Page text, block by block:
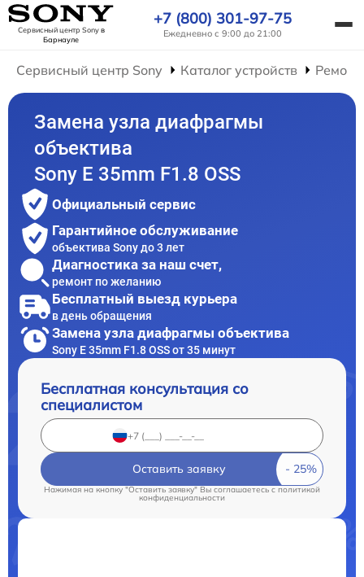
Сервисный центр Sonyв
Барнауле
+7 (800) 301-97-75
Ежедневно с 9:00 до 21:00
Сервисный центр Sony Каталог устройств
Замена узла диафрагмы
объектива
Sony E 35mm F1.8 OSS
Официальный сервис
Гарантийное обслуживание
объектива Sony до 3 лет
Диагностика за наш счет,
ремонт по желанию
Бесплатный выезд курьера
в день обращения
Замена узла диафрагмы объектива
Sony E 35mm F1.8 OSS от 35 минут
Бесплатная консультация со
специалистом
Оставить заявку
Нажимая на кнопку "Оставить заявку" Вы соглашаетесь c политикой
конфиденциальности